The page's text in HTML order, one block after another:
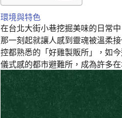
環境與特色
在台北大街小巷挖掘美味的日常
那一刻起就讓人感到靈魂被溫柔
控都熟悉的「好雞製販所」，如
儀式感的都市避難所，成為許多